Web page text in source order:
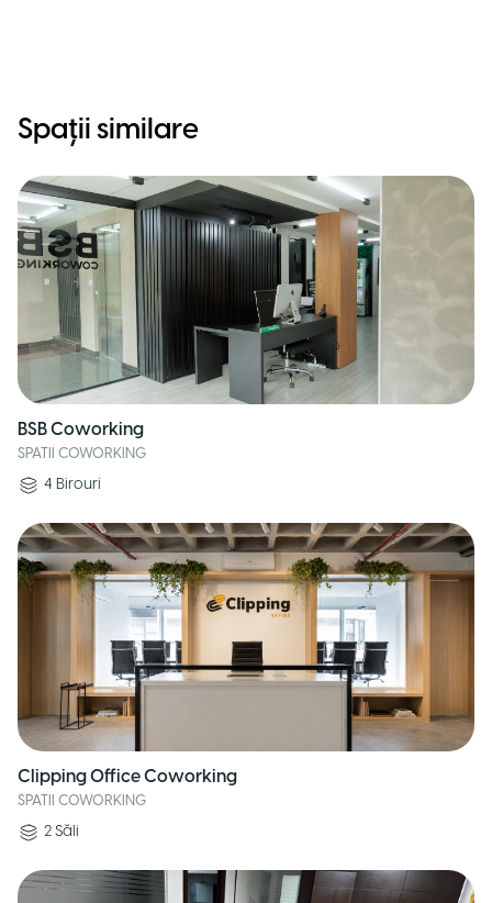
Spații similare
BSB Coworking
SPATII COWORKING
4 Birouri
Clipping Office Coworking
SPATII COWORKING
2 Săli